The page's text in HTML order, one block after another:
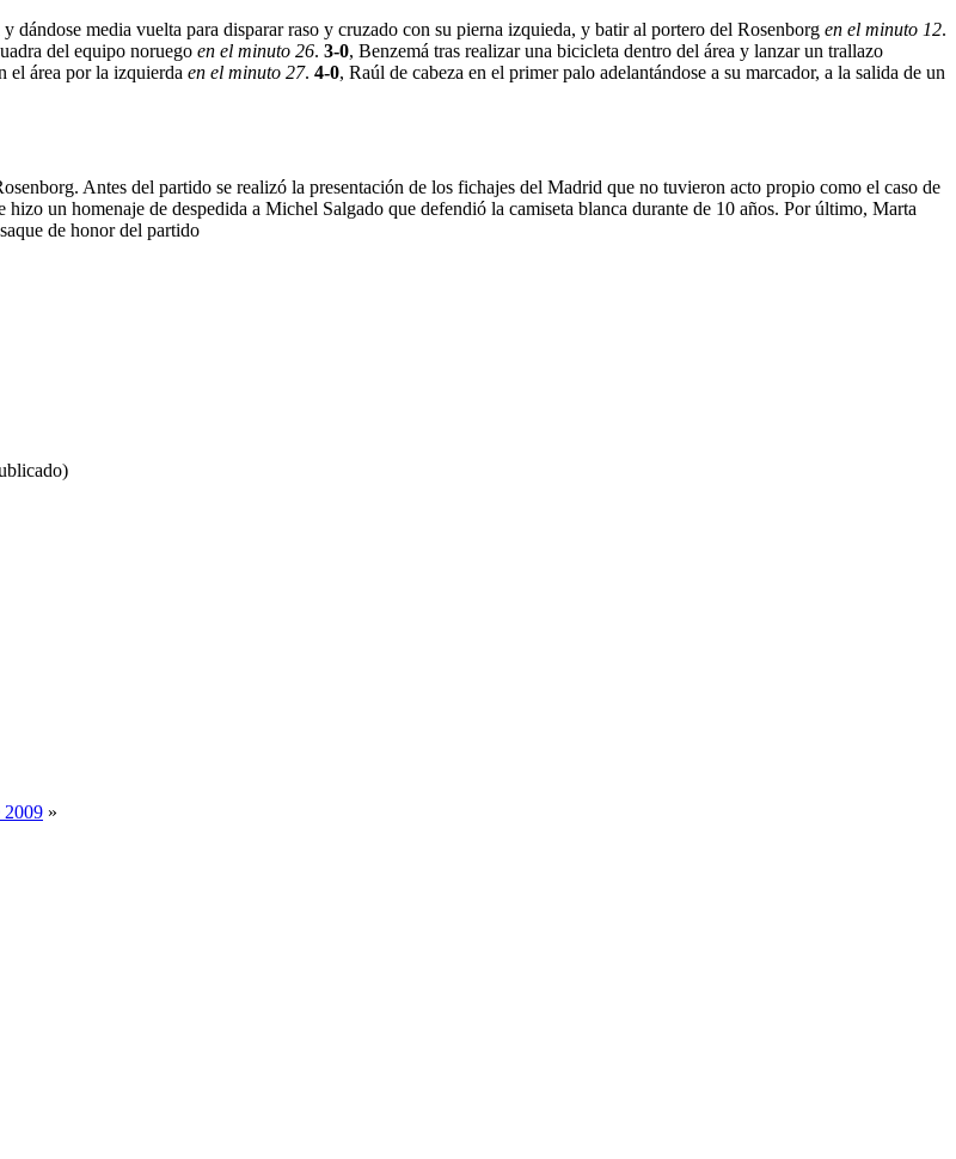
dándose media vuelta para disparar raso y cruzado con su pierna izquieda, y batir al portero del Rosenborg en el minuto 12.
del equipo noruego en el minuto 26. 3-0, Benzemá tras realizar una bicicleta dentro del área y lanzar un trallazo
el área por la izquierda en el minuto 27. 4-0, Raúl de cabeza en el primer palo adelantándose a su marcador, a la salida de un
Antes del partido se realizó la presentación de los fichajes del Madrid que no tuvieron acto propio como el caso de
un homenaje de despedida a Michel Salgado que defendió la camiseta blanca durante de 10 años. Por último, Marta
de honor del partido
2009 »